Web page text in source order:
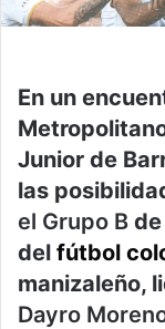
En un
Junior de
las
el Grupo B
del fútbol
manizaleño,
Dayro